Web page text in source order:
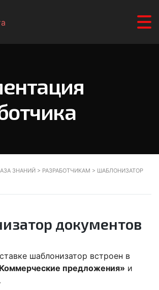
ЗНАНИЙ > РАЗРАБОТЧИКАМ > ШАБЛОНИЗАТОР
документов
шаблонизатор встроен в
предложения» и